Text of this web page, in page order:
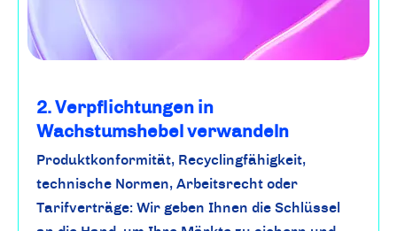
2. Verpflichtungen in
Wachstumshebel verwandeln
Produktkonformität, Recyclingfähigkeit,
technische Normen, Arbeitsrecht oder
Tarifverträge: Wir geben Ihnen die Schlüssel